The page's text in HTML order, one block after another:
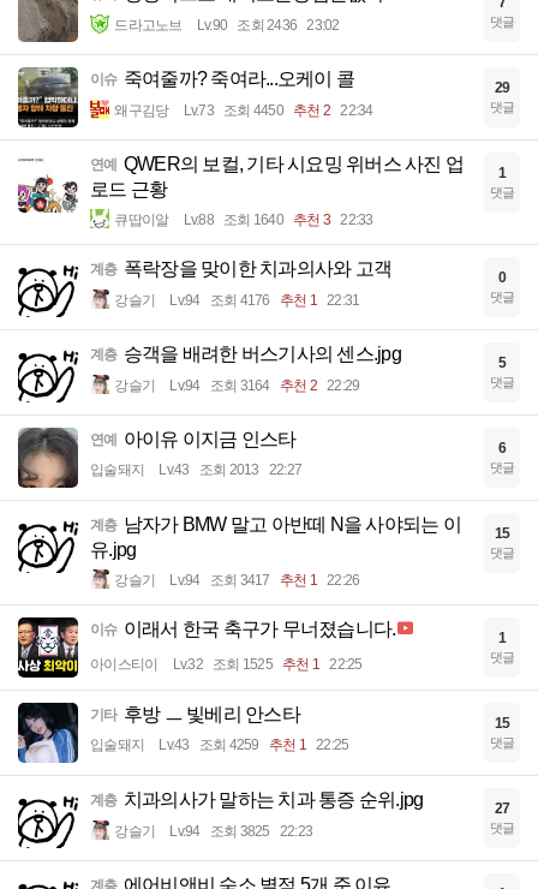
드라고노브 Lv.90 조회 2436 23:02 댓글
이슈 죽여줄까? 죽여라...오케이 콜
왜구김당 Lv.73 조회 4450 추천 2 22:34
29
댓글
연예
QWER의 보컬, 기타 시요밍 위버스 사진 업
로드 근황
큐땁이알 Lv.88 조회 1640 추천 3 22:33
1
댓글
계층 폭락장을 맞이한 치과의사와 고객
강슬기 Lv.94 조회 4176 추천 1 22:31
0
댓글
계층 승객을 배려한 버스기사의 센스.jpg
강슬기 Lv.94 조회 3164 추천 2 22:29
5
댓글
연예 아이유 이지금 인스타
입술돼지 Lv.43 조회 2013 22:27
6
댓글
계층 남자가 BMW 말고 아반떼 N을 사야되는 이
유.jpg
강슬기 Lv.94 조회 3417 추천 1 22:26
15
댓글
이슈 이래서 한국 축구가 무너졌습니다.
아이스티이 Lv.32 조회 1525 추천 1 22:25
1
댓글
기타 후방 ㅡ 빛베리 안스타
입술돼지 Lv.43 조회 4259 추천 1 22:25
15
댓글
계층 치과의사가 말하는 치과 통증 순위.jpg
강슬기 Lv.94 조회 3825 22:23
27
댓글
계층